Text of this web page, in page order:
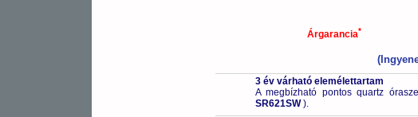
Árgarancia*
3 év várható elemélettartam
A megbízható pontos quartz
SR621SW).